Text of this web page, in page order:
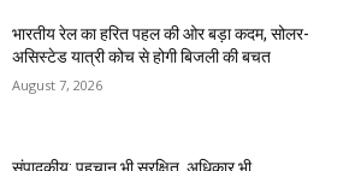
भारतीय रेल का हरित पहल की ओर बड़ा कदम, सोलर-
असिस्टेड यात्री कोच से होगी बिजली की बचत
August 7, 2026